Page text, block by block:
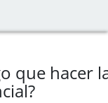
que hacer